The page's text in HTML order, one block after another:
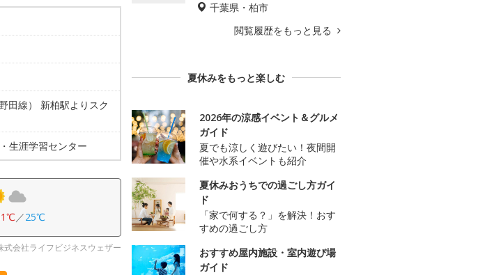
田線） 新柏駅よりスク
生涯学習センター
／25℃
式会社ライフビジネスウェザー
千葉県・柏市
閲覧履歴をもっと見る
夏休みをもっと楽しむ
2026年の涼感イベント＆グルメ
ガイド
夏でも涼しく遊びたい！夜間開
催や水系イベントも紹介
夏休みおうちでの過ごし方ガイ
ド
「家で何する？」を解決！おす
すめの過ごし方
おすすめ屋内施設・室内遊び場
ガイド